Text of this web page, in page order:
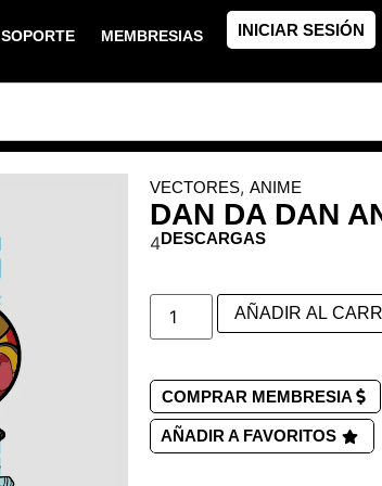
INICIAR SESIÓN
SOPORTE MEMBRESIAS
VECTORES, ANIME
DAN DA DAN
4DESCARGAS
AÑADIR AL
COMPRAR MEMBRESIA
AÑADIR A FAVORITOS